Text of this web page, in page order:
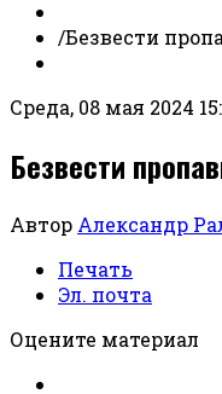
/Безвести
Среда, 08 мая 2024
Безвести
Автор Александр
Печать
Эл. почта
Оцените материал